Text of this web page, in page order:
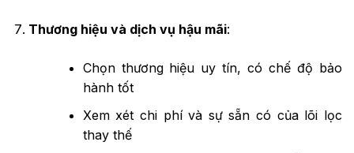
Thương hiệu và dịch vụ hậu mãi:
Chọn thương hiệu uy tín, có chế độ bảo
hành tốt
Xem xét chi phí và sự sẵn có của lõi lọc
thay thế